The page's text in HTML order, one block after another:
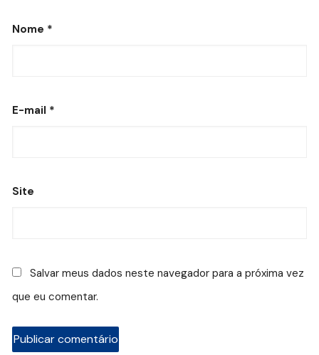
Nome *
E-mail *
Site
Salvar meus dados neste navegador para a próxima vez
que eu comentar.